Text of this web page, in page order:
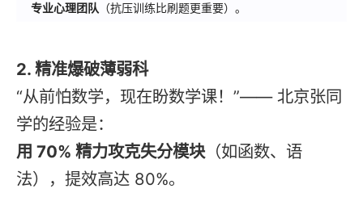
专业心理团队 （抗压训练比刷题更重要）。
2. 精准爆破薄弱科
“从前怕数学，现在盼数学课！”—— 北京张同
学的经验是：
用 70% 精力攻克失分模块 （如函数、语
法），提效高达 80%。